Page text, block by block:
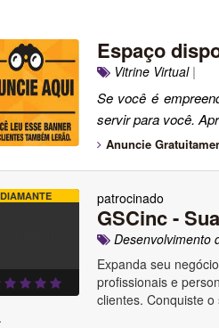
Espaço
Vitrine Virtual|
Se você é
servir para você.
Anuncie
DIAMANTE patrocinado
GSCinc -
Desenvolvimento
Expanda seu
profissionais e
clientes. Conquiste